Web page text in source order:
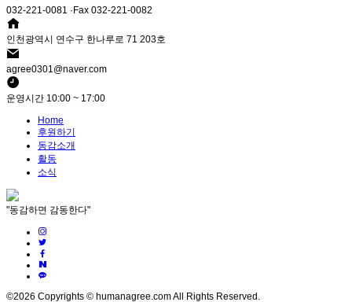
032-221-0081 ·Fax 032-221-0082
인천광역시 연수구 한나루로 71 203호
agree0301@naver.com
운영시간 10:00 ~ 17:00
Home
후원하기
동감소개
활동
소식
"동감하면 감동한다"
©2026 Copyrights © humanagree.com All Rights Reserved.